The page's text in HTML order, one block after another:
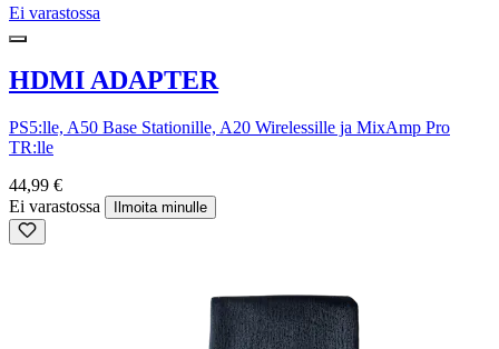
Ei varastossa
HDMI ADAPTER
PS5:lle, A50 Base Stationille, A20 Wirelessille ja MixAmp Pro
TR:lle
44,99 €
Ei varastossa
Ilmoita minulle